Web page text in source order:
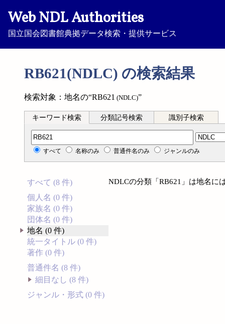
Web NDL Authorities
国立国会図書館典拠データ検索・提供サービス
RB621(NDLC) の検索結果
検索対象：地名の“RB621 (NDLC)”
キーワード検索 分類記号検索 識別子検索
分類記号検索
すべて 名称のみ 普通件名のみ ジャンルのみ
すべて (8 件)
個人名 (0 件)
家族名 (0 件)
団体名 (0 件)
地名 (0 件)
統一タイトル (0 件)
著作 (0 件)
普通件名 (8 件)
細目なし (8 件)
ジャンル・形式 (0 件)
NDLCの分類「RB621」は地名に